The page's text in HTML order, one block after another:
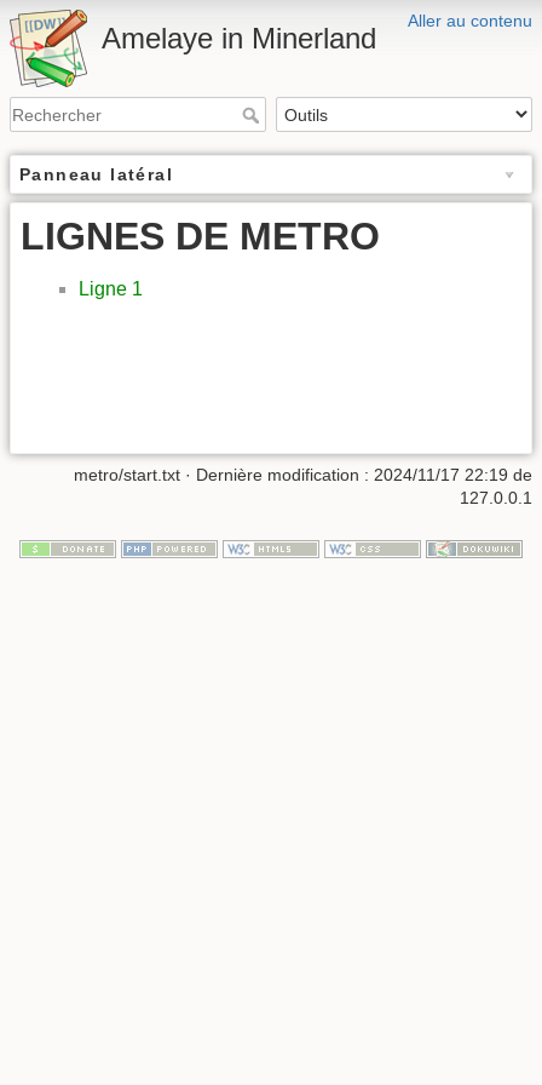
Aller au contenu
Amelaye in Minerland
Panneau latéral
LIGNES DE METRO
Ligne 1
metro/start.txt · Dernière modification : 2024/11/17 22:19 de
127.0.0.1